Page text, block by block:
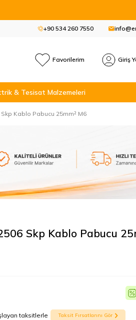
+90 534 260 7550
Favorilerim Giriş
& Tesisat Malzemeleri
Kablo Pabucu 25mm² M6
Skp Kablo Pabucu
taksitlerle Taksit Fırsatlarını Gör